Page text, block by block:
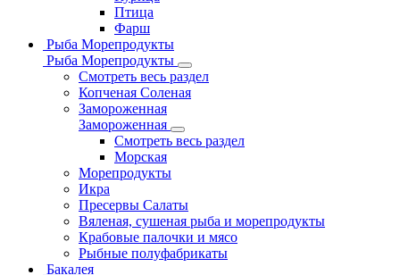
Птица
Фарш
Рыба Морепродукты
Рыба Морепродукты
Смотреть весь раздел
Копченая Соленая
Замороженная
Замороженная
Смотреть весь раздел
Морская
Морепродукты
Икра
Пресервы Салаты
Вяленая, сушеная рыба и морепродукты
Крабовые палочки и мясо
Рыбные полуфабрикаты
Бакалея